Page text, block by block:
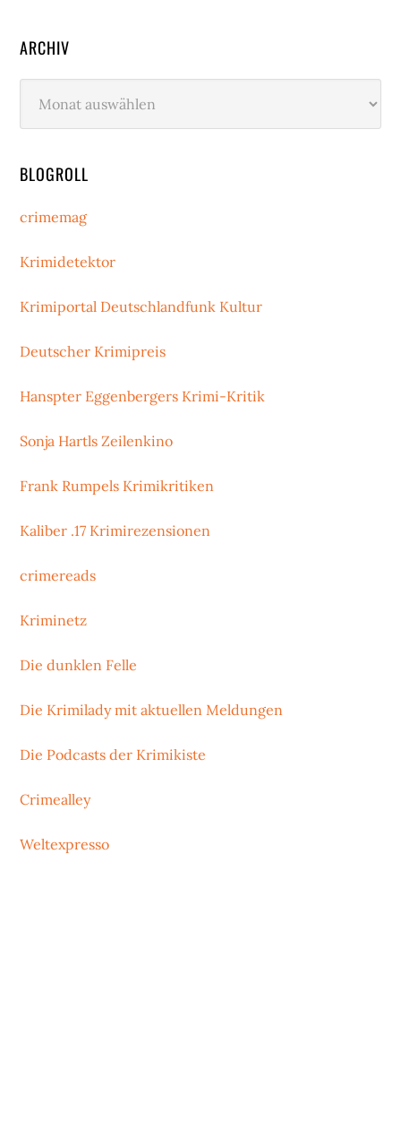
ARCHIV
BLOGROLL
crimemag
Krimidetektor
Krimiportal Deutschlandfunk Kultur
Deutscher Krimipreis
Hanspter Eggenbergers Krimi-Kritik
Sonja Hartls Zeilenkino
Frank Rumpels Krimikritiken
Kaliber .17 Krimirezensionen
crimereads
Kriminetz
Die dunklen Felle
Die Krimilady mit aktuellen Meldungen
Die Podcasts der Krimikiste
Crimealley
Weltexpresso